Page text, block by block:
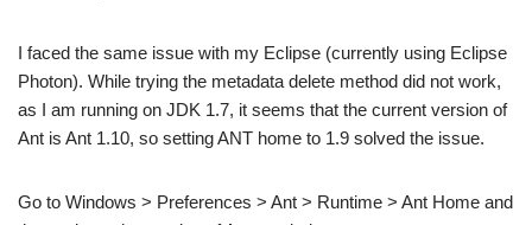
I faced the same issue with my Eclipse (currently using Eclipse
Photon). While trying the metadata delete method did not work,
as I am running on JDK 1.7, it seems that the current version of
Ant is Ant 1.10, so setting ANT home to 1.9 solved the issue.
Go to Windows > Preferences > Ant > Runtime > Ant Home and